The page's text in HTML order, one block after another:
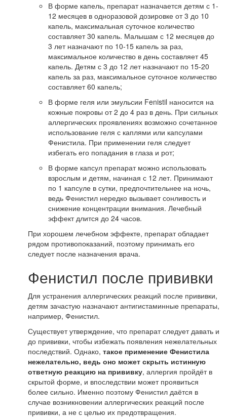
В форме капель, препарат назначается детям с 1-
12 месяцев в одноразовой дозировке от 3 до 10
капель, максимальная суточное количество
составляет 30 капель. Малышам с 12 месяцев до
3 лет назначают по 10-15 капель за раз,
максимальное количество в день составляет 45
капель. Детям с 3 до 12 лет назначают по 15-20
капель за раз, максимальное суточное количество
составляет 60 капель;
В форме геля или эмульсии Fenistil наносится на
кожные покровы от 2 до 4 раз в день. При сильных
аллергических проявлениях возможно сочетанное
использование геля с каплями или капсулами
Фенистила. При применении геля следует
избегать его попадания в глаза и рот;
В форме капсул препарат можно использовать
взрослым и детям, начиная с 12 лет. Принимают
по 1 капсуле в сутки, предпочтительнее на ночь,
ведь Фенистил нередко вызывает сонливость и
снижение концентрации внимания. Лечебный
эффект длится до 24 часов.
При хорошем лечебном эффекте, препарат обладает
рядом противопоказаний, поэтому принимать его
следует после назначения врача.
Фенистил после прививки
Для устранения аллергических реакций после прививки,
детям зачастую назначают антигистаминные препараты,
например, Фенистил.
Существует утверждение, что препарат следует давать и
до прививки, чтобы избежать появления нежелательных
последствий. Однако, такое применение Фенистила
нежелательно, ведь оно может скрыть истинную
ответную реакцию на прививку, аллергия пройдёт в
скрытой форме, и впоследствии может проявиться
более сильно. Именно поэтому Фенистил даётся в
случае возникновении аллергических реакций после
прививки, а не с целью их предотвращения.